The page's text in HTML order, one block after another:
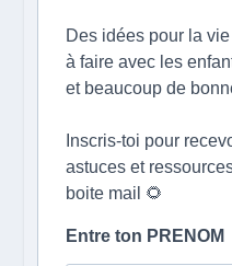
Des idées pour la
à faire avec les
et beaucoup de
Inscris-toi pour
astuces et
boite mail 🌻
Entre ton PRENOM